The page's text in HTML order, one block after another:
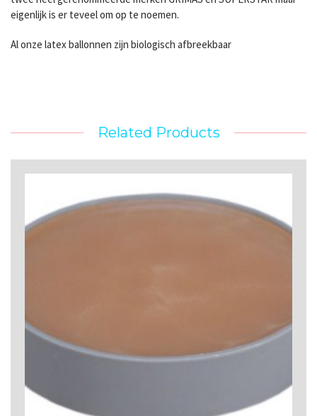
eigenlijk is er teveel om op te noemen.
Al onze latex ballonnen zijn biologisch afbreekbaar
Related Products